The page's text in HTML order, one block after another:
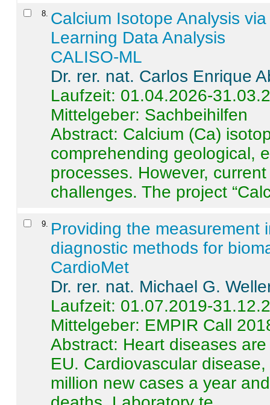
8 Calcium Isotope Analysis
Learning Data Analysis
CALISO-ML
Dr. rer. nat. Carlos Enrique
Laufzeit: 01.04.2026-
Mittelgeber: Sachbeihilfen
Abstract: Calcium (Ca)
comprehending geological,
processes. However,
challenges. The project
9
Providing the measurement
diagnostic methods for
CardioMet
Dr. rer. nat. Michael G.
Laufzeit: 01.07.2019-
Mittelgeber: EMPIR Call
Abstract: Heart diseases
EU. Cardiovascular
million new cases a year